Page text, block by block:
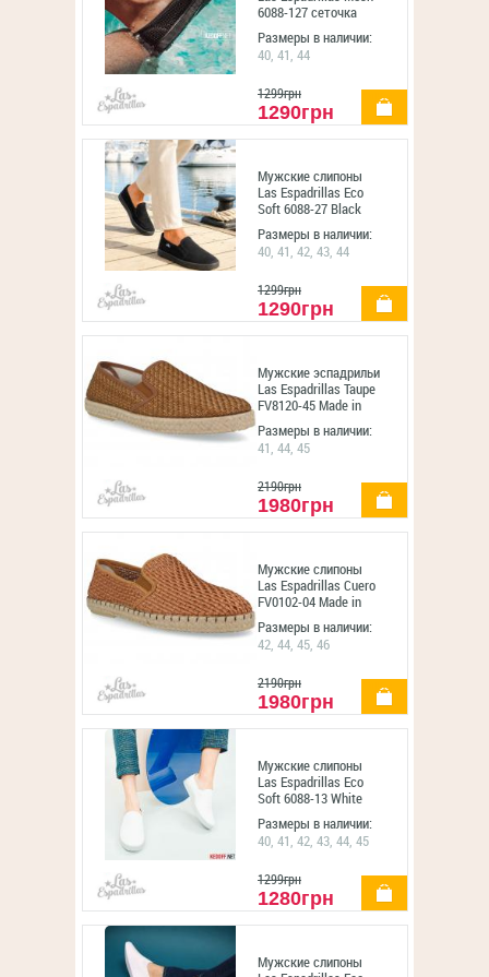
6088-127 сеточка
Размеры в наличии:
40, 41, 44
1299грн
1290грн
купить
Мужские слипоны
Las Espadrillas Eco
Soft 6088-27 Black
Размеры в наличии:
40, 41, 42, 43, 44
1299грн
1290грн
купить
Мужские эспадрильи
Las Espadrillas Taupe
FV8120-45 Made in
Spain
Размеры в наличии:
41, 44, 45
2190грн
1980грн
купить
Мужские слипоны
Las Espadrillas Cuero
FV0102-04 Made in
Spain
Размеры в наличии:
42, 44, 45, 46
2190грн
1980грн
купить
Мужские слипоны
Las Espadrillas Eco
Soft 6088-13 White
Размеры в наличии:
40, 41, 42, 43, 44, 45
1299грн
1280грн
купить
Мужские слипоны